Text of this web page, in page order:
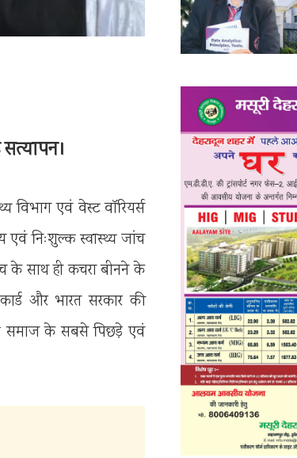
विभाग एवं वेस्ट वॉरियर्स
एवं निःशुल्क स्वास्थ्य जांच
के साथ ही कचरा बीनने के
और भारत सरकार की
समाज के सबसे पिछड़े एवं